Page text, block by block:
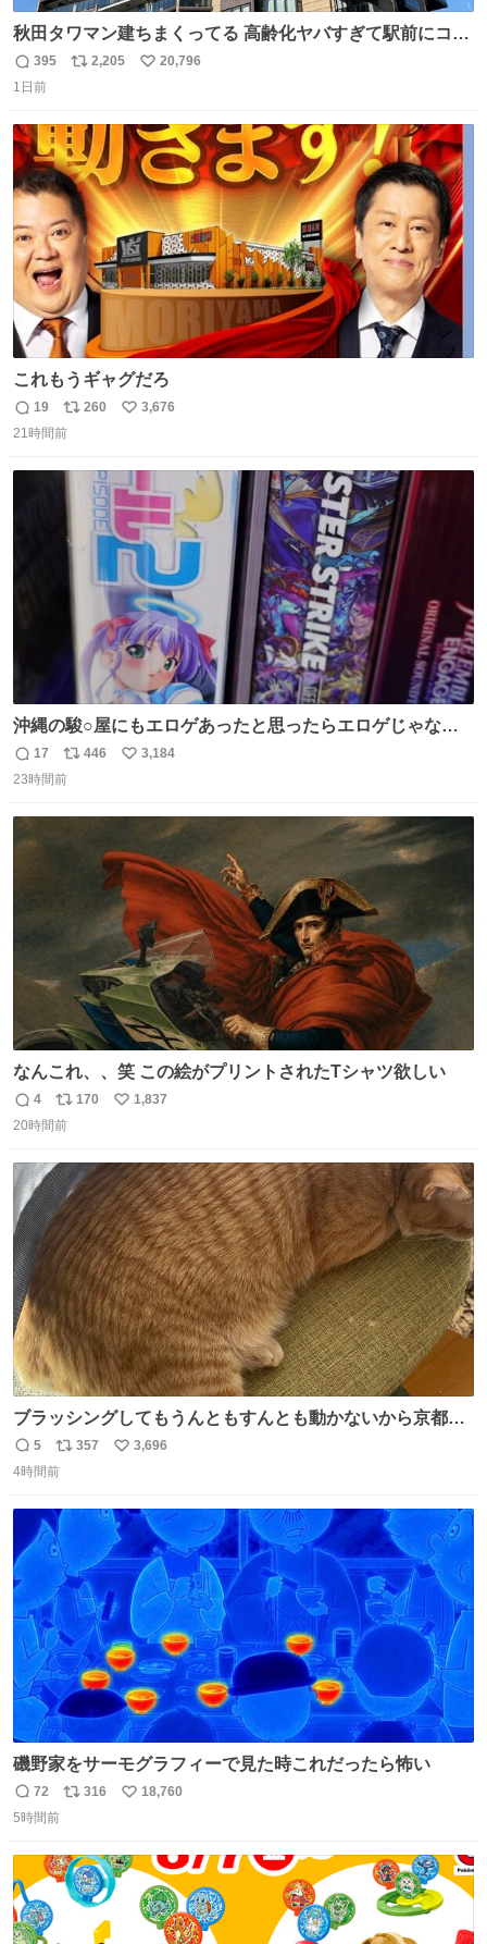
秋田タワマン建ちまくってる 高齢化ヤバすぎて駅前にコン
パクトシティつくって高齢者を住ませる考えらしい 病院も
全部駅前にある
返
信
395
リ
ト
数
2,205
い
数
20,796
1日前
これもうギャグだろ
返
信
19
リ
ポ
数
260
い
数
3,676
21時間前
沖縄の駿○屋にもエロゲあったと思ったらエロゲじゃなか
った
返
信
17
リ
ポ
446
い
3,184
23時間前
なんこれ、、笑 この絵がプリントされたTシャツ欲しい
返
信
4
リ
ポ
ト
数
170
い
数
1,837
20時間前
ブラッシングしてもうんともすんとも動かないから京都の
寺にある庭みたいになってる
返
信
5
リ
ポ
ト
数
357
い
数
3,696
4時間前
磯野家をサーモグラフィーで見た時これだったら怖い
返
信
72
リ
ト
数
316
い
数
18,760
5時間前